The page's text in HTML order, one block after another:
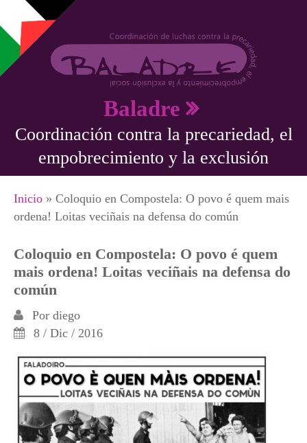
Pasar al contenido principal
Baladre
Coordinación contra la precariedad, el
empobrecimiento y la exclusión
Se encuentra usted aquí
Inicio » Coloquio en Compostela: O povo é quem mais
ordena! Loitas veciñais na defensa do común
Coloquio en Compostela: O povo é quem
mais ordena! Loitas veciñais na defensa do
común
Por diego
8 / Dic / 2016